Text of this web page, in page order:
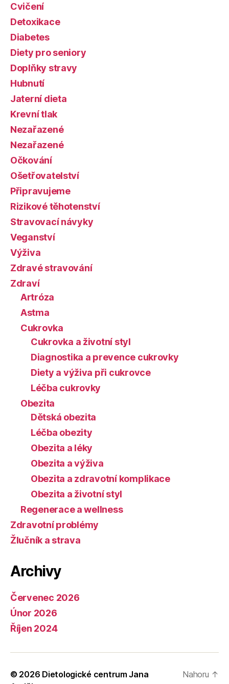
Cvičení
Detoxikace
Diabetes
Diety pro seniory
Doplňky stravy
Hubnutí
Jaterní dieta
Krevní tlak
Nezařazené
Nezařazené
Očkování
Ošetřovatelství
Připravujeme
Rizikové těhotenství
Stravovací návyky
Veganství
Výživa
Zdravé stravování
Zdraví
Artróza
Astma
Cukrovka
Cukrovka a životní styl
Diagnostika a prevence cukrovky
Diety a výživa při cukrovce
Léčba cukrovky
Obezita
Dětská obezita
Léčba obezity
Obezita a léky
Obezita a výživa
Obezita a zdravotní komplikace
Obezita a životní styl
Regenerace a wellness
Zdravotní problémy
Žlučník a strava
Archivy
Červenec 2026
Únor 2026
Říjen 2024
© 2026 Dietologické centrum Jana
Nahoru ↑